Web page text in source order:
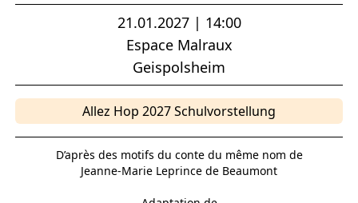
21.01.2027 | 14:00
Espace Malraux
Geispolsheim
Allez Hop 2027 Schulvorstellung
D’après des motifs du conte du même nom de
Jeanne-Marie Leprince de Beaumont